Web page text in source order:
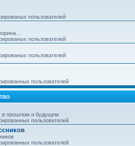
пользователей
пользователей
пользователей
пользователей
в прошлом и будущем
пользователей
пользователей